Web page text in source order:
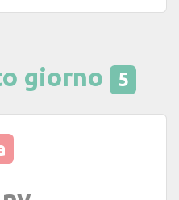
giorno 5